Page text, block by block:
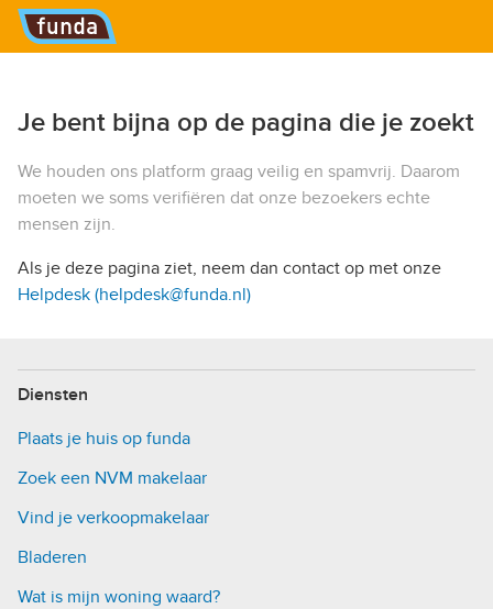
Hoofdmenu
Je bent bijna op de pagina die je zoekt
We houden ons platform graag veilig en spamvrij. Daarom
moeten we soms verifiëren dat onze bezoekers echte
mensen zijn.
Als je deze pagina ziet, neem dan contact op met onze
Helpdesk (helpdesk@funda.nl)
Diensten
Plaats je huis op funda
Zoek een NVM makelaar
Vind je verkoopmakelaar
Bladeren
Wat is mijn woning waard?